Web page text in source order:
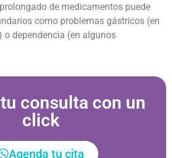
de medicamentos puede
como problemas gástricos (en
o dependencia (en algunos
consulta con un
click
Agenda tu cita